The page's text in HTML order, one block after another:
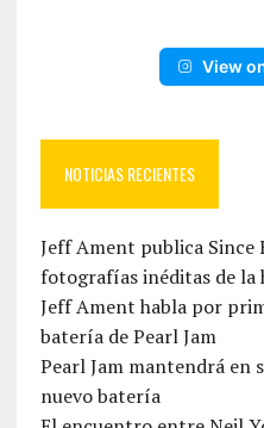
View
NOTICIAS RECIENTES
Jeff Ament publica Since
fotografías inéditas de la
Jeff Ament habla por
batería de Pearl Jam
Pearl Jam mantendrá en
nuevo batería